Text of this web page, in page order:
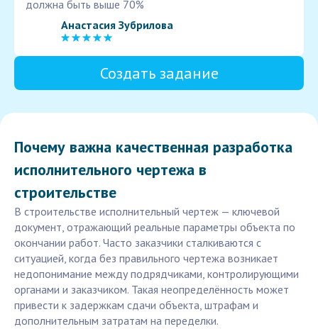
должна быть выше 70%
Анастасия Зубрилова
Создать задание
Почему важна качественная разработка
исполнительного чертежа в
строительстве
В строительстве исполнительный чертеж — ключевой
документ, отражающий реальные параметры объекта по
окончании работ. Часто заказчики сталкиваются с
ситуацией, когда без правильного чертежа возникает
недопонимание между подрядчиками, контролирующими
органами и заказчиком. Такая неопределённость может
привести к задержкам сдачи объекта, штрафам и
дополнительным затратам на переделки.